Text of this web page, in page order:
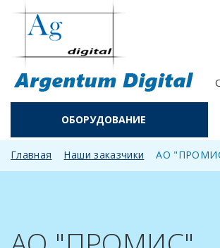
ОБОРУДОВАНИЕ
Главная Наши заказчики АО